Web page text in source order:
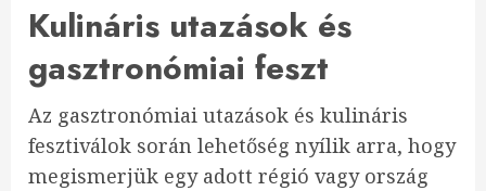
Kulináris utazások és
gasztronómiai feszt
Az gasztronómiai utazások és kulináris
fesztiválok során lehetőség nyílik arra, hogy
megismerjük egy adott régió vagy ország